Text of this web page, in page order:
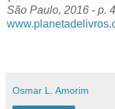
São Paulo, 2016 - p.
Osmar L. Amorim